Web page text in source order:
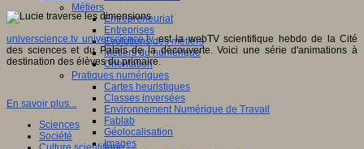
Métiers
Entrepreneuriat
Entreprises
Evolutions des métiers
Métiers du numérique
Orientation
Pratiques numériques
Cartes heuristiques
Classes inversées
Environnement Numérique de Travail
Fablab
Géolocalisation
Images
universcience.tv universcience.tvest la webTV scientifique hebdo de la Cité
des sciences et du Palais de la découverte. Voici une série d'animations à
destination des élèves du primaire.
En savoir plus...
Sciences
Société